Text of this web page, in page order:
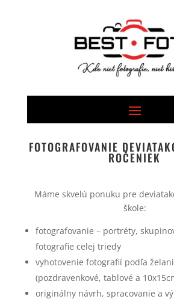
FOTOGRAFOVANIE
ROČENIEK
Máme skvelú ponuku pre
škole:
fotografovanie – portréty,
fotografie celej triedy
vyhotovenie fotografií podľa
(pozdravenkové, tablové a
originálny návrh, spracovanie a